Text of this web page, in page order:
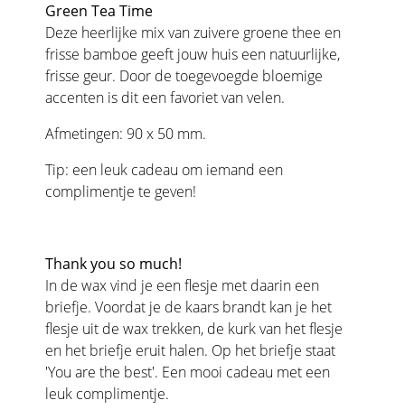
Green Tea Time
Deze heerlijke mix van zuivere groene thee en
frisse bamboe geeft jouw huis een natuurlijke,
frisse geur. Door de toegevoegde bloemige
accenten is dit een favoriet van velen.
Afmetingen: 90 x 50 mm.
Tip: een leuk cadeau om iemand een
complimentje te geven!
Thank you so much!
In de wax vind je een flesje met daarin een
briefje. Voordat je de kaars brandt kan je het
flesje uit de wax trekken, de kurk van het flesje
en het briefje eruit halen. Op het briefje staat
'You are the best'. Een mooi cadeau met een
leuk complimentje.